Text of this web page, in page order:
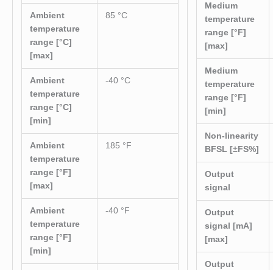
Ambient
temperature
range [°C]
[max]
85 °C
Ambient
temperature
range [°C]
[min]
-40 °C
Ambient
temperature
range [°F]
[max]
185 °F
Ambient
temperature
range [°F]
[min]
-40 °F
Medium
temperature
range [°F]
[max]
Medium
temperature
range [°F]
[min]
Non-linearity
BFSL [±FS%]
Output
signal
Output
signal [mA]
[max]
Output